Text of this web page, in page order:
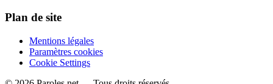
Plan de site
Mentions légales
Paramètres cookies
Cookie Settings